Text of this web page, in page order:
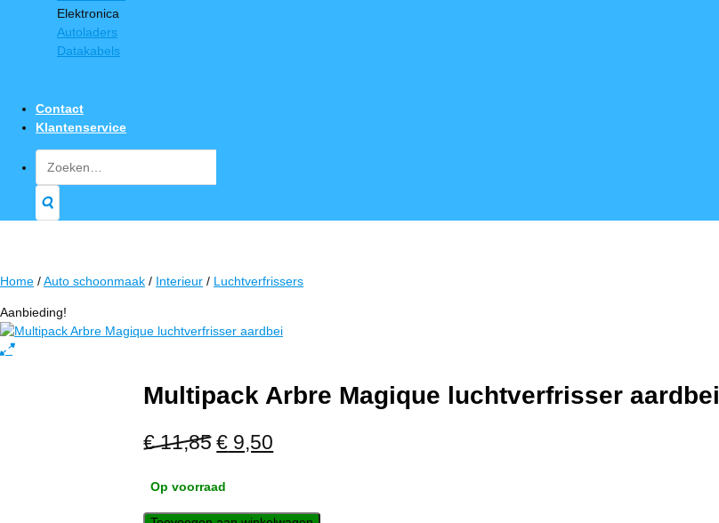
Elektronica
Autoladers
Datakabels
Contact
Klantenservice
naar:
Home /Auto schoonmaak / Interieur / Luchtverfrissers
Aanbieding!
Multipack Arbre Magique luchtverfrisser aardbei
€11,85 Oorspronkelijke
was:
€ 11,85.
€ 9,50
€ 9,50.
Op voorraad